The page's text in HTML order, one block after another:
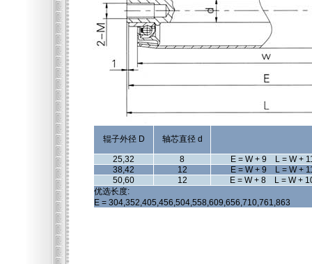
辊子外径 D 轴芯直径 d
25,32 8
E = W + 9 L = W +
38,42
12
E = W + 9 L = W +
50,60
12
E = W + 8 L = W +
优选长度:
E = 304,352,405,456,504,558,609,656,710,761,863